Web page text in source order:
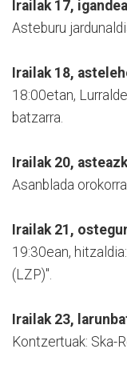
Irailak 17, igandea
Asteburu
Irailak 18,
18:00etan,
batzarra.
Irailak 20,
Asanblada orokorra.
Irailak 21,
19:30ean,
(LZP)".
Irailak 23,
Kontzertuak: Ska-